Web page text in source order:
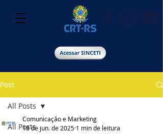
Post
All Posts
All Posts
Comunicação e Marketing
18 de jun. de 2025 1 min de leitura